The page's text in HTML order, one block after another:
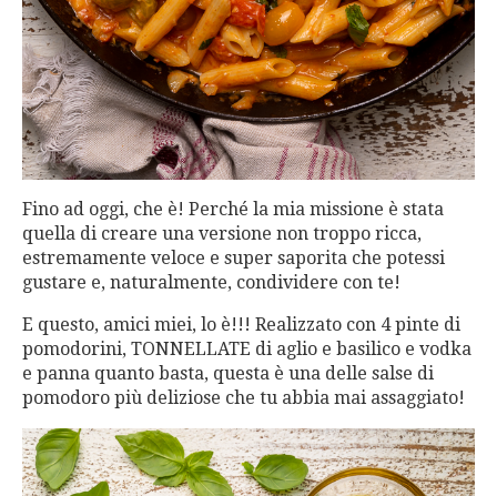
Fino ad oggi, che è! Perché la mia missione è stata
quella di creare una versione non troppo ricca,
estremamente veloce e super saporita che potessi
gustare e, naturalmente, condividere con te!
E questo, amici miei, lo è!!! Realizzato con 4 pinte di
pomodorini, TONNELLATE di aglio e basilico e vodka
e panna quanto basta, questa è una delle salse di
pomodoro più deliziose che tu abbia mai assaggiato!